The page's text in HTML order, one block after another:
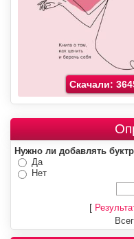
Скачали:
Нужно ли добавлять
Да
Нет
[